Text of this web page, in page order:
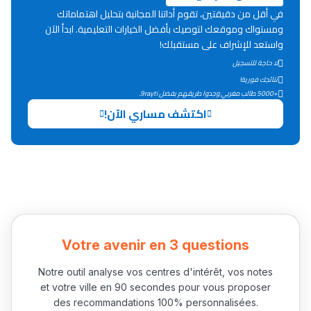
دليل التوجيه
التوجيه بالثانوي و الإعدادي
باش تقدر تساعد الناس
يلقاو التوازن من الدّاخل
في أقل من دقيقتين، تقوم أداتنا المجانية بتحليل اهتماماتك
ومستواك وموقعك لتوصيك بأفضل الخيارات التعليمية. ابدأ الآن
واستعد للإشراف على مستقبلك!
لا حاجة للتسجيل
نتائجك فورية!
+5000 طالب مغربي وجدوا طريقهم بفضل 9rayti.
اكتشف مساري الآن!
Votre avenir en 3 questions
Notre outil analyse vos centres d'intérêt, vos notes
et votre ville en 90 secondes pour vous proposer
des recommandations 100% personnalisées.